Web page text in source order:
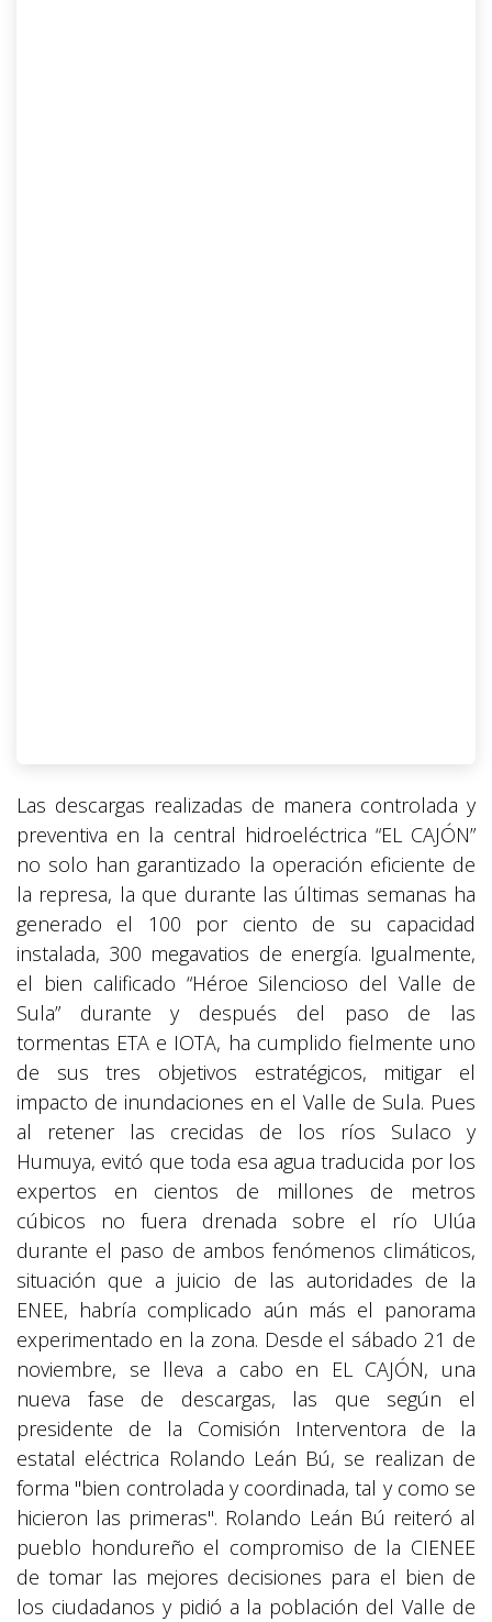
Las descargas realizadas de manera controlada y
preventiva en la central hidroeléctrica “EL CAJÓN”
no solo han garantizado la operación eficiente de
la represa, la que durante las últimas semanas ha
generado el 100 por ciento de su capacidad
instalada, 300 megavatios de energía. Igualmente,
el bien calificado “Héroe Silencioso del Valle de
Sula” durante y después del paso de las
tormentas ETA e IOTA, ha cumplido fielmente uno
de sus tres objetivos estratégicos, mitigar el
impacto de inundaciones en el Valle de Sula. Pues
al retener las crecidas de los ríos Sulaco y
Humuya, evitó que toda esa agua traducida por los
expertos en cientos de millones de metros
cúbicos no fuera drenada sobre el río Ulúa
durante el paso de ambos fenómenos climáticos,
situación que a juicio de las autoridades de la
ENEE, habría complicado aún más el panorama
experimentado en la zona. Desde el sábado 21 de
noviembre, se lleva a cabo en EL CAJÓN, una
nueva fase de descargas, las que según el
presidente de la Comisión Interventora de la
estatal eléctrica Rolando Leán Bú, se realizan de
forma "bien controlada y coordinada, tal y como se
hicieron las primeras". Rolando Leán Bú reiteró al
pueblo hondureño el compromiso de la CIENEE
de tomar las mejores decisiones para el bien de
los ciudadanos y pidió a la población del Valle de